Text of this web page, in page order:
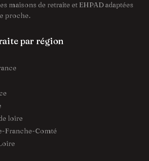
maisons de retraite et EHPAD adaptées
proche.
par région
loire
Franche-Comté